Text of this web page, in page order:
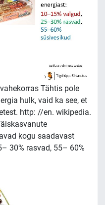
Tähtis pole
hulk, vaid ka see, et
http: //en. wikipedia.
kogu saadavast
30% rasvad, 55– 60%